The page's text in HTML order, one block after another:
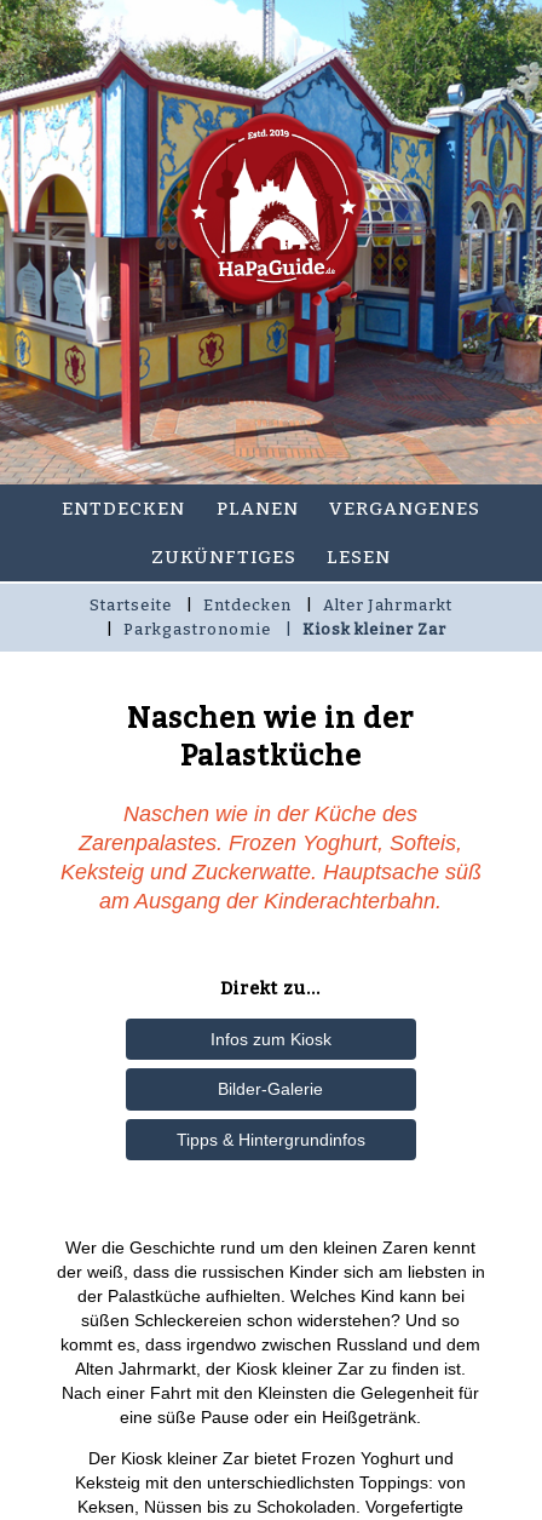
ENTDECKEN PLANEN VERGANGENES
ZUKÜNFTIGES LESEN
Startseite Entdecken
Alter Jahrmarkt
Parkgastronomie
Kiosk kleiner Zar
Naschen wie in der
Palastküche
Naschen wie in der Küche des
Zarenpalastes. Frozen Yoghurt, Softeis,
Keksteig und Zuckerwatte. Hauptsache süß
am Ausgang der Kinderachterbahn.
Direkt zu...
Infos zum Kiosk
Bilder-Galerie
Tipps & Hintergrundinfos
Wer die Geschichte rund um den kleinen Zaren kennt
der weiß, dass die russischen Kinder sich am liebsten in
der Palastküche aufhielten. Welches Kind kann bei
süßen Schleckereien schon widerstehen? Und so
kommt es, dass irgendwo zwischen Russland und dem
Alten Jahrmarkt, der Kiosk kleiner Zar zu finden ist.
Nach einer Fahrt mit den Kleinsten die Gelegenheit für
eine süße Pause oder ein Heißgetränk.
Der Kiosk kleiner Zar bietet Frozen Yoghurt und
Keksteig mit den unterschiedlichsten Toppings: von
Keksen, Nüssen bis zu Schokoladen. Vorgefertigte